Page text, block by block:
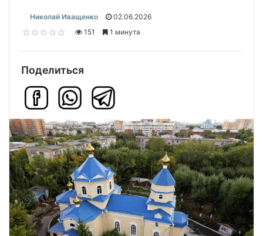
Николай Иващенко
02.06.2026
151
1 минута
Поделиться